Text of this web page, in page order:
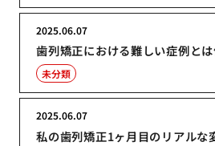
歯列矯正における難しい症例と
2025.06.07
未分類
私の歯列矯正1ヶ月目のリアルな
2025.06.07